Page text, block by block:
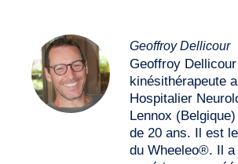
Geoffroy Dellicour
Geoffroy
kinésithérapeute
Hospitalier
Lennox
de 20 ans. Il est
du Wheeleo®. Il